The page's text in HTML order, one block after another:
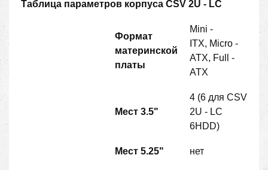
Таблица параметров корпуса CSV 2U - LC
Формат
материнской
платы
Mini -
ITX, Micro -
ATX, Full -
ATX
Мест 3.5"
4 (6 для CSV
2U - LC
6HDD)
Мест 5.25" нет